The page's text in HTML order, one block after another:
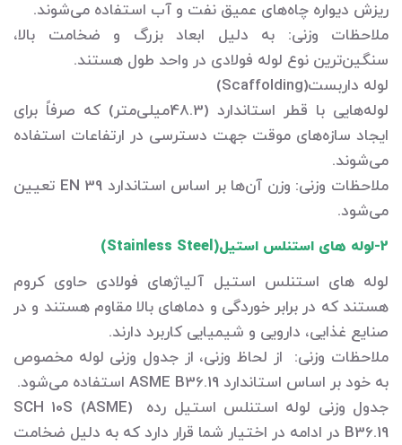
ریزش دیواره چاه‌های عمیق نفت و آب استفاده می‌شوند.
ملاحظات وزنی: به دلیل ابعاد بزرگ و ضخامت بالا،
سنگین‌ترین نوع لوله فولادی در واحد طول هستند.
لوله داربست(Scaffolding)
لوله‌هایی با قطر استاندارد (48.3میلی‌متر) که صرفاً برای
ایجاد سازه‌های موقت جهت دسترسی در ارتفاعات استفاده
می‌شوند.
ملاحظات وزنی: وزن آن‌ها بر اساس استاندارد EN 39 تعیین
می‌شود.
2-لوله های استنلس استیل(Stainless Steel)
لوله های استنلس استیل آلیاژهای فولادی حاوی کروم
هستند که در برابر خوردگی و دماهای بالا مقاوم هستند و در
صنایع غذایی، دارویی و شیمیایی کاربرد دارند.
ملاحظات وزنی: از لحاظ وزنی، از جدول وزنی لوله مخصوص
به خود بر اساس استاندارد ASME B36.19 استفاده می‌شود.
جدول وزنی لوله استنلس استیل رده (SCH 10S (ASME
B36.19 در ادامه در اختیار شما قرار دارد که به دلیل ضخامت